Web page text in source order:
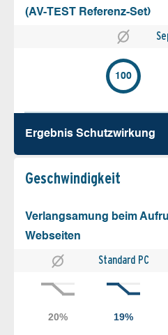
(AV-TEST Referenz-Set)
100
Ergebnis Schutz­wirkung
Geschw­indigkeit
Verlangsamung beim
Webseiten
Standard PC